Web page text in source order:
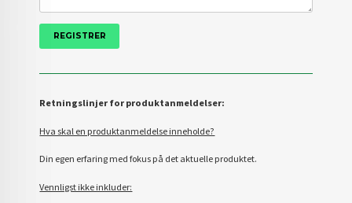
Retningslinjer for produktanmeldelser:
Hva skal en produktanmeldelse inneholde?
Din egen erfaring med fokus på det aktuelle produktet.
Vennligst ikke inkluder: